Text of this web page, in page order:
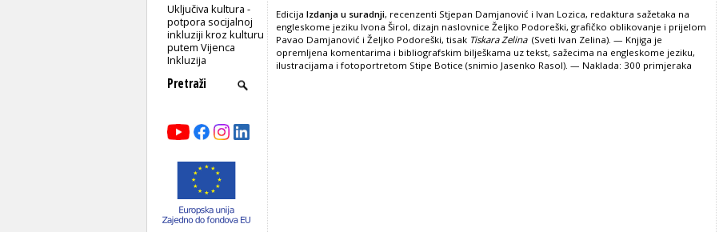
Uključiva kultura -
potpora socijalnoj
inkluziji kroz kulturu
putem Vijenca
Inkluzija
Edicija Izdanja u suradnji, recenzenti Stjepan Damjanović i Ivan Lozica, redaktura sažetaka na
engleskome jeziku Ivona Širol, dizajn naslovnice Željko Podoreški, grafičko oblikovanje i prijelom
Pavao Damjanović i Željko Podoreški, tisak Tiskara Zelina(Sveti Ivan Zelina). — Knjiga je
opremljena komentarima i bibliografskim bilješkama uz tekst, sažecima na engleskome jeziku,
ilustracijama i fotoportretom Stipe Botice (snimio Jasenko Rasol). — Naklada: 300 primjeraka